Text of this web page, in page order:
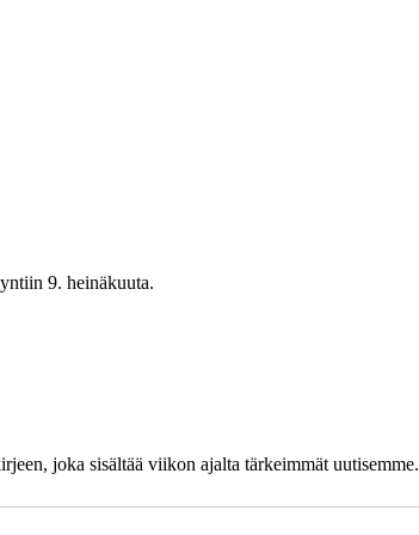
9. heinäkuuta.
joka sisältää viikon ajalta tärkeimmät uutisemme.